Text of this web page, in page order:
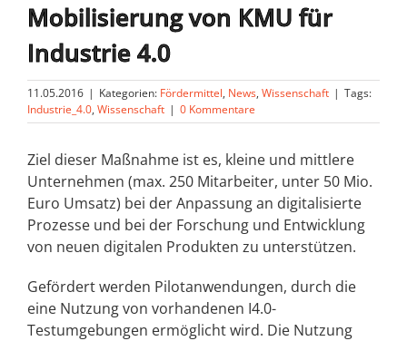
Mobilisierung von KMU für
Industrie 4.0
11.05.2016 | Kategorien: Fördermittel, News, Wissenschaft | Tags:
Industrie_4.0, Wissenschaft | 0 Kommentare
Ziel dieser Maßnahme ist es, kleine und mittlere
Unternehmen (max. 250 Mitarbeiter, unter 50 Mio.
Euro Umsatz) bei der Anpassung an digitalisierte
Prozesse und bei der Forschung und Entwicklung
von neuen digitalen Produkten zu unterstützen.
Gefördert werden Pilotanwendungen, durch die
eine Nutzung von vorhandenen I4.0-
Testumgebungen ermöglicht wird. Die Nutzung